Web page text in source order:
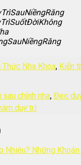
Thức Nha Khoa, Kiến
sau chỉnh nha, Đeo
duy trì